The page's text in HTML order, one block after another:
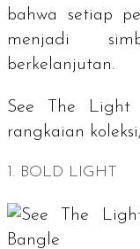
bahwa setiap
menjadi
berkelanjutan.
See The Light
rangkaian
1. BOLD LIGHT